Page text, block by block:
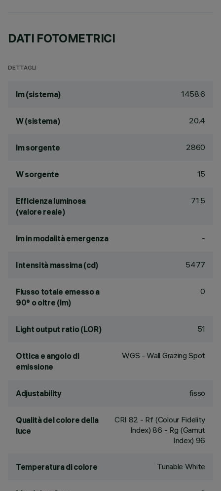
DATI FOTOMETRICI
DETTAGLI
lm (sistema) 1458.6
W (sistema) 20.4
lm sorgente 2860
W sorgente 15
Efficienza luminosa
(valore reale)
71.5
lm in modalità emergenza -
Intensità massima (cd) 5477
Flusso totale emesso a
90° o oltre (lm)
0
Light output ratio (LOR) 51
Ottica e angolo di
emissione
WGS - Wall Grazing Spot
Adjustability fisso
Qualità del colore della
luce
CRI 82 - Rf (Colour Fidelity
Index) 86 - Rg (Gamut
Index) 96
Temperatura di colore Tunable White